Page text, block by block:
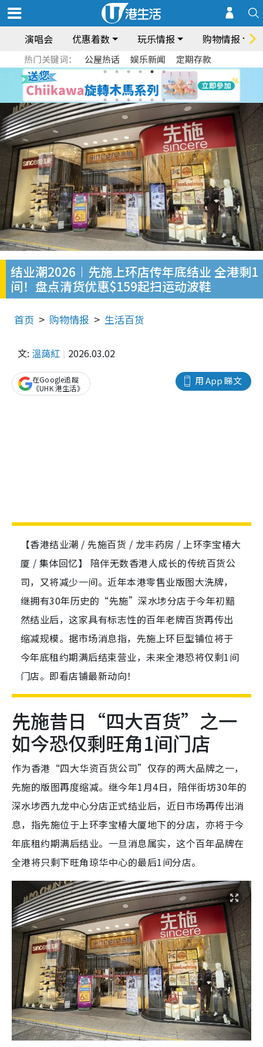
演唱会 优惠着数 玩乐情报 购物情报
热门关键词： 公屋热话 娱乐新闻 定期存款
结业潮2026︱先施上环店传年底结业 全港剩1
间！盘点清货优惠$159起扫运动波鞋
首页 购物情报 生活百货
文: 溫藹紅 2026.03.02
用 App 睇文
在Google追蹤
《UHK 港生活》
【香港结业潮 / 先施百货 / 龙丰药房 / 上环李宝椿大
厦 / 集体回忆】 陪伴无数香港人成长的传统百货公
司，又将减少一间。近年本港零售业版图大洗牌，
继拥有30年历史的“先施”深水埗分店于今年初黯
然结业后，这家具有标志性的百年老牌百货再传出
缩减规模。据市场消息指，先施上环巨型铺位将于
今年底租约期满后结束营业，未来全港恐将仅剩1间
门店。即看店铺最新动向！
先施昔日“四大百货”之一
如今恐仅剩旺角1间门店
作为香港“四大华资百货公司”仅存的两大品牌之一，
先施的版图再度缩减。继今年1月4日，陪伴街坊30年的
深水埗西九龙中心分店正式结业后，近日市场再传出消
息，指先施位于上环李宝椿大厦地下的分店，亦将于今
年底租约期满后结业。一旦消息属实，这个百年品牌在
全港将只剩下旺角琼华中心的最后1间分店。